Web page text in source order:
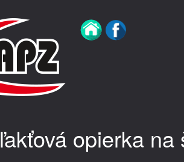
ľakťová opierka